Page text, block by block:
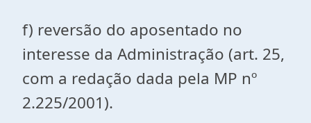
f) reversão do aposentado no
interesse da Administração (art. 25,
com a redação dada pela MP nº
2.225/2001).